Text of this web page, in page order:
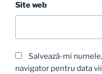
Site web
Salvează-mi
navigator pentru data